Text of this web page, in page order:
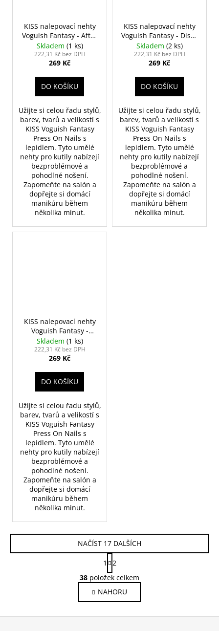
KISS nalepovací nehty
Voguish Fantasy - After
Glow
Skladem (1 ks)
222,31 Kč bez DPH
269 Kč
DO KOŠÍKU
Užijte si celou řadu stylů,
barev, tvarů a velikostí s
KISS Voguish Fantasy
Press On Nails s
lepidlem. Tyto umělé
nehty pro kutily nabízejí
bezproblémové a
pohodlné nošení.
Zapomeňte na salón a
dopřejte si domácí
manikúru během
několika minut.
KISS nalepovací nehty
Voguish Fantasy - Disco
Ball
Skladem (2 ks)
222,31 Kč bez DPH
269 Kč
DO KOŠÍKU
Užijte si celou řadu stylů,
barev, tvarů a velikostí s
KISS Voguish Fantasy
Press On Nails s
lepidlem. Tyto umělé
nehty pro kutily nabízejí
bezproblémové a
pohodlné nošení.
Zapomeňte na salón a
dopřejte si domácí
manikúru během
několika minut.
KISS nalepovací nehty
Voguish Fantasy -
Éclatant
Skladem (1 ks)
222,31 Kč bez DPH
269 Kč
DO KOŠÍKU
Užijte si celou řadu stylů,
barev, tvarů a velikostí s
KISS Voguish Fantasy
Press On Nails s
lepidlem. Tyto umělé
nehty pro kutily nabízejí
bezproblémové a
pohodlné nošení.
Zapomeňte na salón a
dopřejte si domácí
manikúru během
několika minut.
O
v
l
á
d
NAČÍST 17 DALŠÍCH
S
t
r
á
n
k
1
2
38 položek celkem
NAHORU
Z